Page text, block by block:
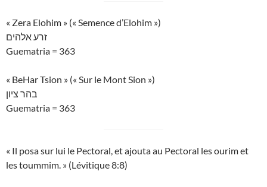
« Zera Elohim » (« Semence d’Elohim »)
זרע אלהים
Guematria = 363
« BeHar Tsion » (« Sur le Mont Sion »)
בהר ציון
Guematria = 363
« Il posa sur lui le Pectoral, et ajouta au Pectoral les ourim et
les toummim. » (Lévitique 8:8)